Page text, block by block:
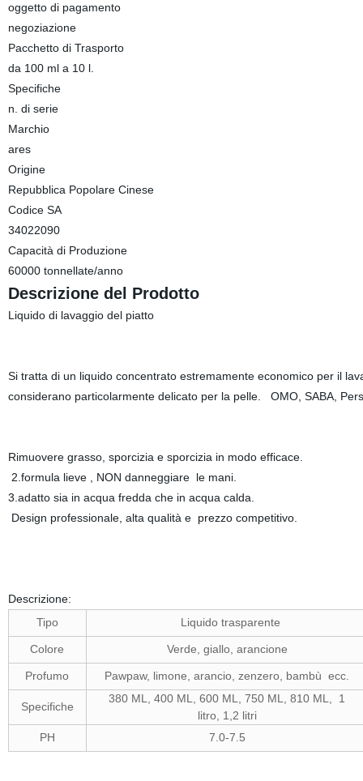
oggetto di pagamento
negoziazione
Pacchetto di Trasporto
da 100 ml a 10 l.
Specifiche
n. di serie
Marchio
ares
Origine
Repubblica Popolare Cinese
Codice SA
34022090
Capacità di Produzione
60000 tonnellate/anno
Descrizione del Prodotto
Liquido di lavaggio del piatto
Si tratta di un liquido concentrato estremamente economico per il
considerano particolarmente delicato per la pelle. OMO, SABA,
Rimuovere grasso, sporcizia e sporcizia in modo efficace.
2.formula lieve , NON danneggiare le mani.
3.adatto sia in acqua fredda che in acqua calda.
Design professionale, alta qualità e prezzo competitivo.
Descrizione:
Tipo
Liquido trasparente
Colore Verde, giallo, arancione
Profumo Pawpaw, limone, arancio, zenzero, bambù ecc.
Specifiche
380 ML, 400 ML, 600 ML, 750 ML, 810 ML, 1
litro, 1,2 litri
PH
7.0-7.5